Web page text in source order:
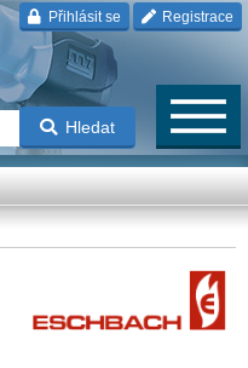
Přihlásit se Registrace
Hledat